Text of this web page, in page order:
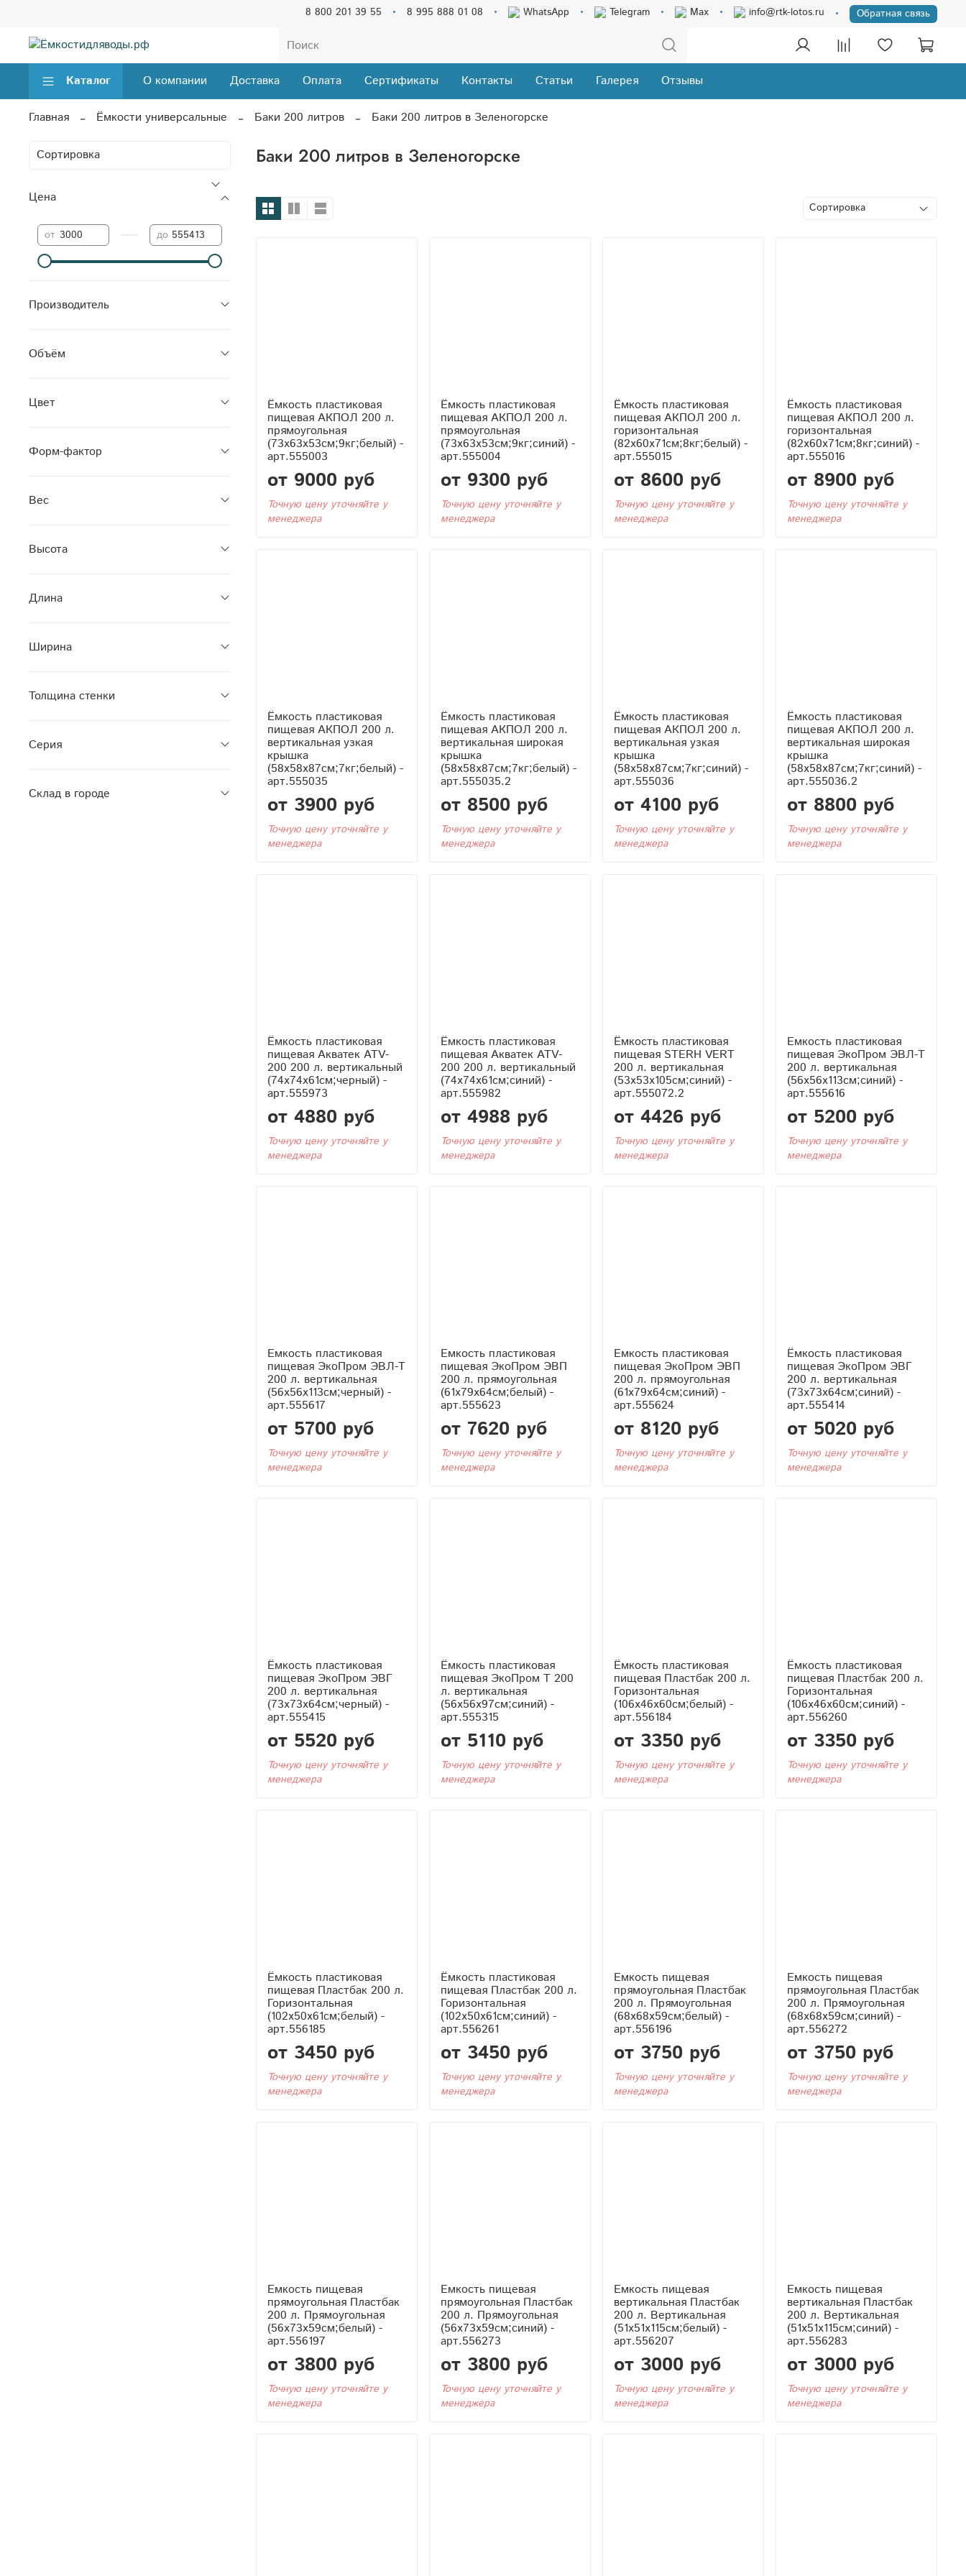
8 800 201 39 55 8 995 888 01 08 WhatsApp Telegram Max info@rtk-lotos.ru Обратная связь
Каталог О компании Доставка Оплата Сертификаты Контакты Статьи Галерея Отзывы
Главная Ёмкости универсальные Баки 200 литров Баки 200 литров в Зеленогорске
Баки 200 литров в Зеленогорске
Ёмкость пластиковая
пищевая АКПОЛ 200 л.
прямоугольная
(73x63x53см;9кг;белый) -
арт.555003
от 9000 руб
Точную цену уточняйте у
менеджера
Ёмкость пластиковая
пищевая АКПОЛ 200 л.
прямоугольная
(73x63x53см;9кг;синий) -
арт.555004
от 9300 руб
Точную цену уточняйте у
менеджера
Ёмкость пластиковая
пищевая АКПОЛ 200 л.
горизонтальная
(82x60x71см;8кг;белый) -
арт.555015
от 8600 руб
Точную цену уточняйте у
менеджера
Ёмкость пластиковая
пищевая АКПОЛ 200 л.
горизонтальная
(82x60x71см;8кг;синий) -
арт.555016
от 8900 руб
Точную цену уточняйте у
менеджера
Ёмкость пластиковая
пищевая АКПОЛ 200 л.
вертикальная узкая
крышка
(58x58x87см;7кг;белый) -
арт.555035
от 3900 руб
Точную цену уточняйте у
менеджера
Ёмкость пластиковая
пищевая АКПОЛ 200 л.
вертикальная широкая
крышка
(58x58x87см;7кг;белый) -
арт.555035.2
от 8500 руб
Точную цену уточняйте у
менеджера
Ёмкость пластиковая
пищевая АКПОЛ 200 л.
вертикальная узкая
крышка
(58x58x87см;7кг;синий) -
арт.555036
от 4100 руб
Точную цену уточняйте у
менеджера
Ёмкость пластиковая
пищевая АКПОЛ 200 л.
вертикальная широкая
крышка
(58x58x87см;7кг;синий) -
арт.555036.2
от 8800 руб
Точную цену уточняйте у
менеджера
Ёмкость пластиковая
пищевая Акватек ATV-
200 200 л. вертикальный
(74x74x61см;черный) -
арт.555973
от 4880 руб
Точную цену уточняйте у
менеджера
Ёмкость пластиковая
пищевая Акватек ATV-
200 200 л. вертикальный
(74x74x61см;синий) -
арт.555982
от 4988 руб
Точную цену уточняйте у
менеджера
Ёмкость пластиковая
пищевая STERH VERT
200 л. вертикальная
(53x53x105см;синий) -
арт.555072.2
от 4426 руб
Точную цену уточняйте у
менеджера
Емкость пластиковая
пищевая ЭкоПром ЭВЛ-Т
200 л. вертикальная
(56x56x113см;синий) -
арт.555616
от 5200 руб
Точную цену уточняйте у
менеджера
Емкость пластиковая
пищевая ЭкоПром ЭВЛ-Т
200 л. вертикальная
(56x56x113см;черный) -
арт.555617
от 5700 руб
Точную цену уточняйте у
менеджера
Емкость пластиковая
пищевая ЭкоПром ЭВП
200 л. прямоугольная
(61x79x64см;белый) -
арт.555623
от 7620 руб
Точную цену уточняйте у
менеджера
Емкость пластиковая
пищевая ЭкоПром ЭВП
200 л. прямоугольная
(61x79x64см;синий) -
арт.555624
от 8120 руб
Точную цену уточняйте у
менеджера
Ёмкость пластиковая
пищевая ЭкоПром ЭВГ
200 л. вертикальная
(73x73x64см;синий) -
арт.555414
от 5020 руб
Точную цену уточняйте у
менеджера
Ёмкость пластиковая
пищевая ЭкоПром ЭВГ
200 л. вертикальная
(73x73x64см;черный) -
арт.555415
от 5520 руб
Точную цену уточняйте у
менеджера
Ёмкость пластиковая
пищевая ЭкоПром T 200
л. вертикальная
(56x56x97см;синий) -
арт.555315
от 5110 руб
Точную цену уточняйте у
менеджера
Ёмкость пластиковая
пищевая Пластбак 200 л.
Горизонтальная
(106x46x60см;белый) -
арт.556184
от 3350 руб
Точную цену уточняйте у
менеджера
Ёмкость пластиковая
пищевая Пластбак 200 л.
Горизонтальная
(106x46x60см;синий) -
арт.556260
от 3350 руб
Точную цену уточняйте у
менеджера
Ёмкость пластиковая
пищевая Пластбак 200 л.
Горизонтальная
(102x50x61см;белый) -
арт.556185
от 3450 руб
Точную цену уточняйте у
менеджера
Ёмкость пластиковая
пищевая Пластбак 200 л.
Горизонтальная
(102x50x61см;синий) -
арт.556261
от 3450 руб
Точную цену уточняйте у
менеджера
Емкость пищевая
прямоугольная Пластбак
200 л. Прямоугольная
(68x68x59см;белый) -
арт.556196
от 3750 руб
Точную цену уточняйте у
менеджера
Емкость пищевая
прямоугольная Пластбак
200 л. Прямоугольная
(68x68x59см;синий) -
арт.556272
от 3750 руб
Точную цену уточняйте у
менеджера
Емкость пищевая
прямоугольная Пластбак
200 л. Прямоугольная
(56x73x59см;белый) -
арт.556197
от 3800 руб
Точную цену уточняйте у
менеджера
Емкость пищевая
прямоугольная Пластбак
200 л. Прямоугольная
(56x73x59см;синий) -
арт.556273
от 3800 руб
Точную цену уточняйте у
менеджера
Емкость пищевая
вертикальная Пластбак
200 л. Вертикальная
(51x51x115см;белый) -
арт.556207
от 3000 руб
Точную цену уточняйте у
менеджера
Емкость пищевая
вертикальная Пластбак
200 л. Вертикальная
(51x51x115см;синий) -
арт.556283
от 3000 руб
Точную цену уточняйте у
менеджера
Цена
от до
Производитель
Объём
Цвет
Форм-фактор
Вес
Высота
Длина
Ширина
Толщина стенки
Серия
Склад в городе